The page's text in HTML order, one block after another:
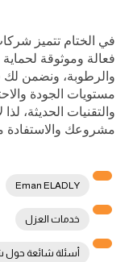
في الختام تتميز
فعالة وموثوقة
والرطوبة، ونضمن لك
مستويات الجودة
والتقنيات الحديثة،
مشروعك والاستفادة
Eman ELADLY
خدمات العزل
أسئلة شائعة حول